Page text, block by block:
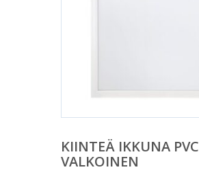
KIINTEÄ IKKUNA PVC
VALKOINEN